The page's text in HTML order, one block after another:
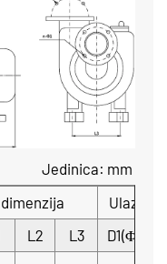
mm
Ulazna
L2 L3 D1(Φ)